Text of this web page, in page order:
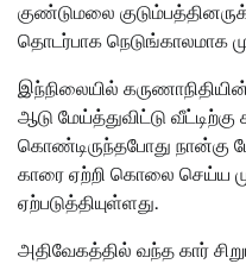
குண்டுமலை
தொடர்பாக நெடுங்காலமாக
இந்நிலையில்
ஆடு மேய்த்துவிட்டு
கொண்டிருந்தபோது நான்கு
காரை ஏற்றி கொலை செய்ய
ஏற்படுத்தியுள்ளது.
அதிவேகத்தில் வந்த கார்